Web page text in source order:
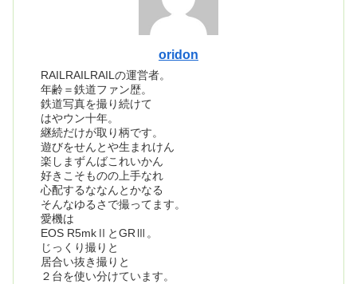
oridon
RAILRAILRAILの運営者。
年齢＝鉄道ファン歴。
鉄道写真を撮り続けて
はやウン十年。
継続だけが取り柄です。
遊びをせんとや生まれけん
楽しまずんばこれいかん
好きこそものの上手なれ
心配するななんとかなる
そんなゆるさで撮ってます。
愛機は
EOS R5mkⅡとGRⅢ。
じっくり撮りと
居合い抜き撮りと
２台を使い分けています。